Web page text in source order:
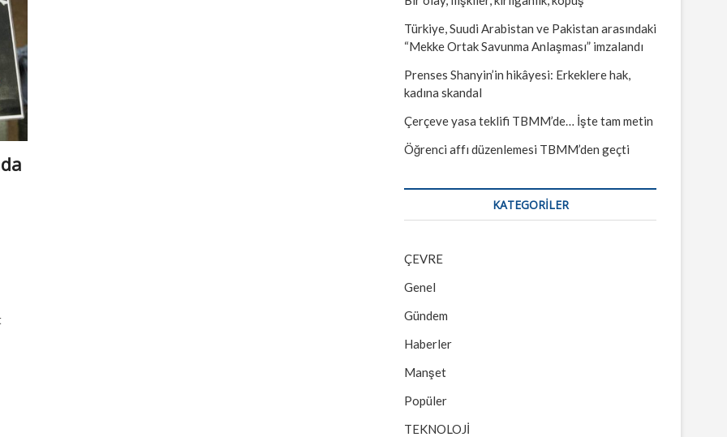
Türkiye, Suudi Arabistan ve Pakistan arasındaki
“Mekke Ortak Savunma Anlaşması” imzalandı
Prenses Shanyin’in hikâyesi: Erkeklere hak,
kadına skandal
Çerçeve yasa teklifi TBMM’de… İşte tam metin
Öğrenci affı düzenlemesi TBMM’den geçti
KATEGORILER
ÇEVRE
Genel
Gündem
Haberler
Manşet
Popüler
TEKNOLOJİ